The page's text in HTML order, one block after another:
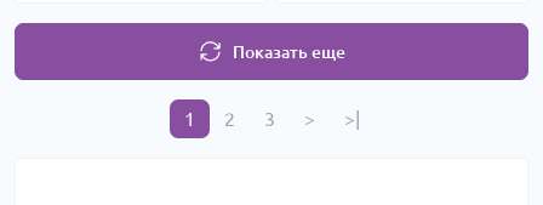
Показать еще
1 2 3 > >|